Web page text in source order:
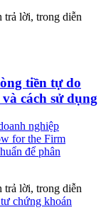
trả lời, trong diễn
tiền tự do
cách sử dụng
nghiệp
for the Firm
để phân
trả lời, trong diễn
chứng khoán